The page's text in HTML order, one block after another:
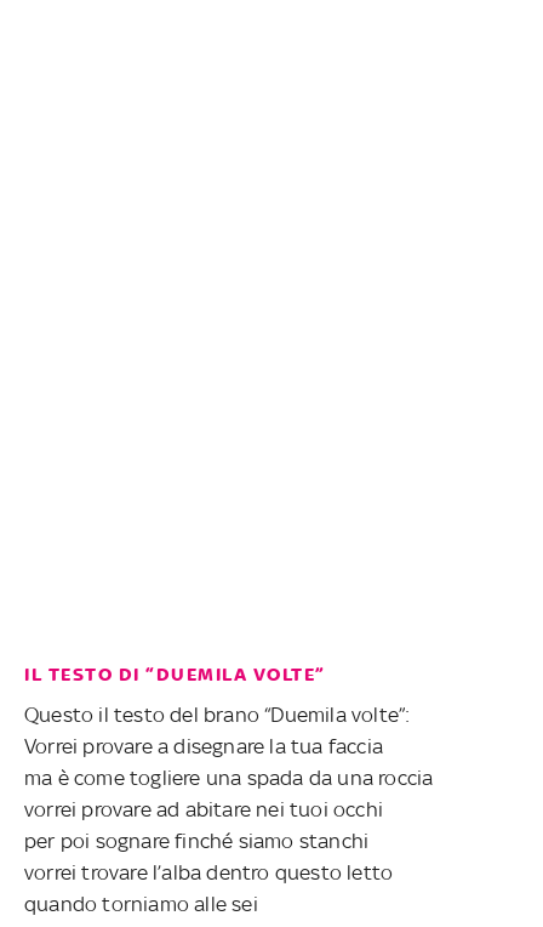
IL TESTO DI “DUEMILA VOLTE”
Questo il testo del brano “Duemila volte”:
Vorrei provare a disegnare la tua faccia
ma è come togliere una spada da una roccia
vorrei provare ad abitare nei tuoi occhi
per poi sognare finché siamo stanchi
vorrei trovare l’alba dentro questo letto
quando torniamo alle sei